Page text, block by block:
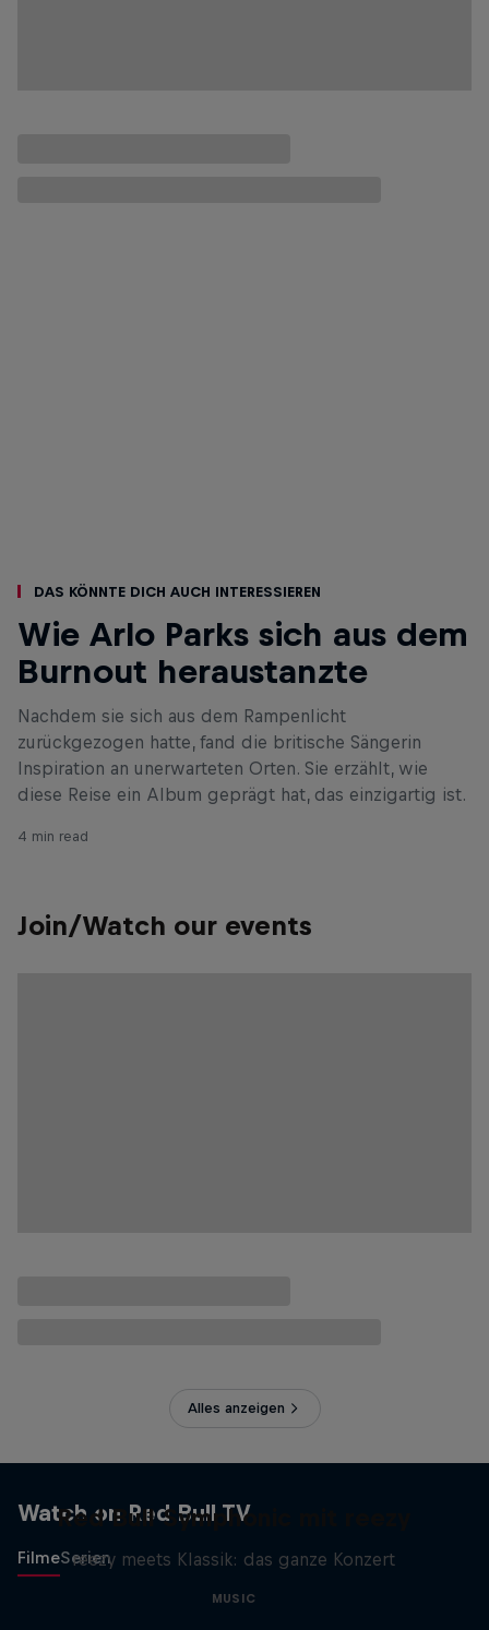
Das könnte dich auch interessieren
Wie Arlo Parks sich aus dem
Burnout heraustanzte
Nachdem sie sich aus dem Rampenlicht
zurückgezogen hatte, fand die britische Sängerin
Inspiration an unerwarteten Orten. Sie erzählt, wie
diese Reise ein Album geprägt hat, das einzigartig ist.
4 min read
Join/Watch our events
Alles anzeigen
Watch on Red Bull TV
FilmeSerien
Red Bull Symphonic mit reezy
reezy meets Klassik: das ganze Konzert
MUSIC